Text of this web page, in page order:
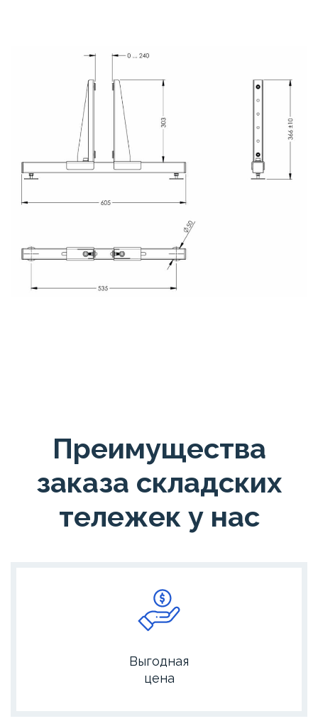
Преимущества
заказа складских
тележек у нас
Выгодная
цена